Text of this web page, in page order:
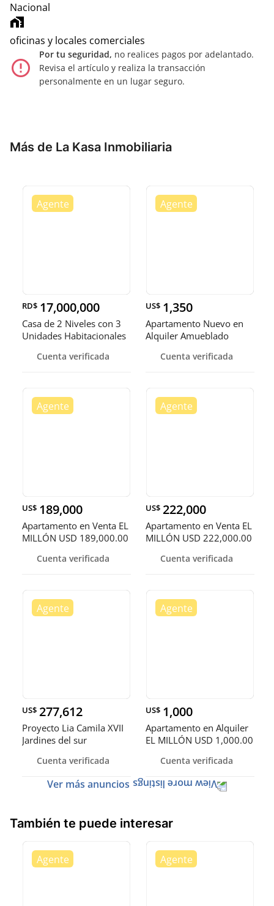
Nacional
home_work
oficinas y locales comerciales
error_outline
Por tu seguridad, no realices pagos por adelantado.
Revisa el artículo y realiza la transacción
personalmente en un lugar seguro.
Más de La Kasa Inmobiliaria
RD$ 17,000,000
Casa de 2 Niveles con 3
Unidades Habitacionales
Cuenta verificada
US$ 1,350
Apartamento Nuevo en
Alquiler Amueblado
Cuenta verificada
US$ 189,000
Apartamento en Venta EL
MILLÓN USD 189,000.00
Cuenta verificada
US$ 222,000
Apartamento en Venta EL
MILLÓN USD 222,000.00
Cuenta verificada
US$ 277,612
Proyecto Lia Camila XVII
Jardines del sur
Cuenta verificada
US$ 1,000
Apartamento en Alquiler
EL MILLÓN USD 1,000.00
Cuenta verificada
Ver más anuncios
También te puede interesar